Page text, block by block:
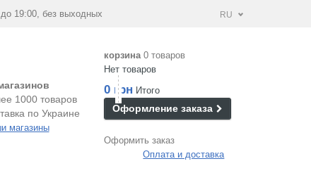
19:00, без выходных RU
1000 товаров
по Украине
магазины
корзина 0 товаров
Нет товаров
0 грн Итого
Оформление заказа
Оформить заказ
Оплата и доставка